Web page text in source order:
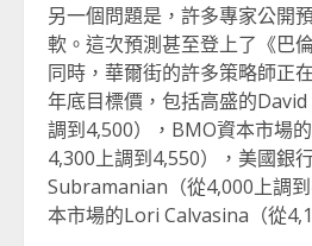
另一個問題是，許多專家公開
軟。這次預測甚至登上了《巴
同時，華爾街的許多策略師正
年底目標價，包括高盛的
調到4,500），BMO資本市場
4,300上調到4,550），美國銀
Subramanian（從4,000上調
本市場的Lori Calvasina（從